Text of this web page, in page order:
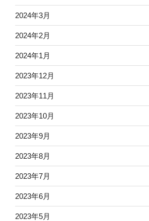
2024年3月
2024年2月
2024年1月
2023年12月
2023年11月
2023年10月
2023年9月
2023年8月
2023年7月
2023年6月
2023年5月